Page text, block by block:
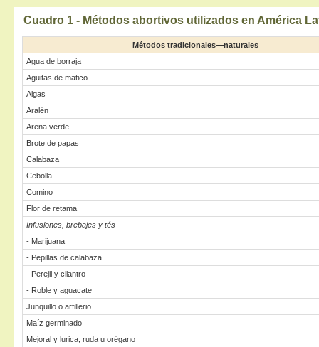
Cuadro 1 - Métodos abortivos utilizados en América
Métodos tradicionales—naturales
Agua de borraja
Aguitas de matico
Algas
Aralén
Arena verde
Brote de papas
Calabaza
Cebolla
Comino
Flor de retama
Infusiones, brebajes y tés
- Marijuana
- Pepillas de calabaza
- Perejil y cilantro
- Roble y aguacate
Junquillo o arfillerio
Maíz germinado
Mejoral y lurica, ruda u orégano